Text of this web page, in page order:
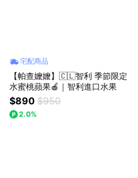
宅配商品
【帕查嬤嬤】🇨🇱智利 季節限定
水蜜桃蘋果🍎｜智利進口水果
$890 $950
2.0%